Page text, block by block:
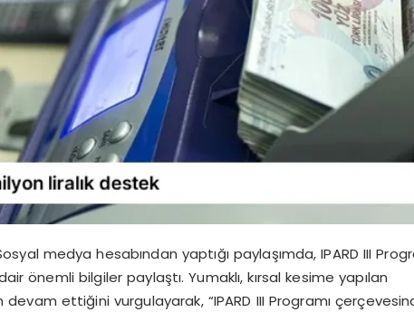
medya hesabından yaptığı paylaşımda, IPARD III
önemli bilgiler paylaştı. Yumaklı, kırsal kesime yapılan
ettiğini vurgulayarak, “IPARD III Programı